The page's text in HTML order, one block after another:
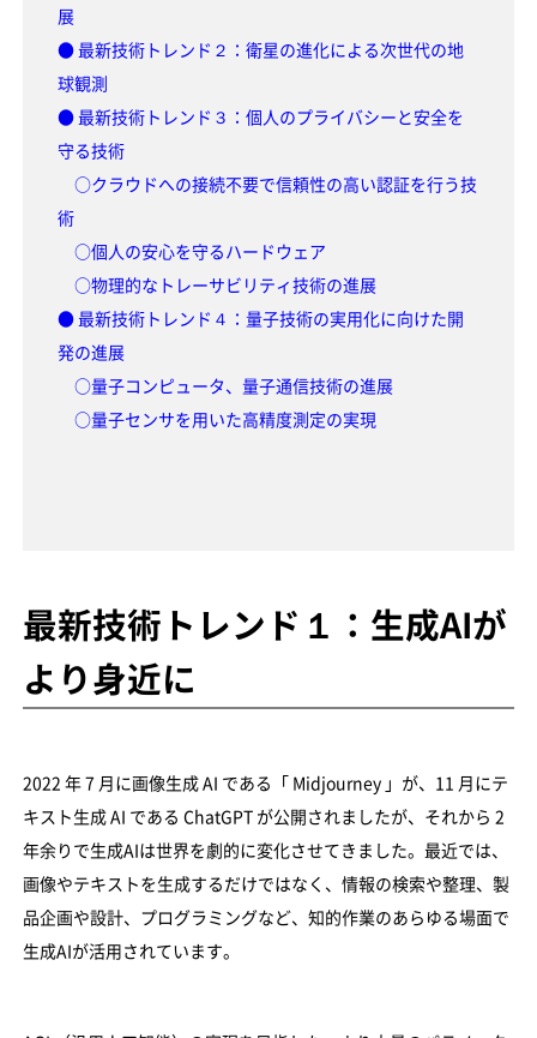
展
● 最新技術トレンド２：衛星の進化による次世代の地
球観測
● 最新技術トレンド３：個人のプライバシーと安全を
守る技術
○クラウドへの接続不要で信頼性の高い認証を行う技
術
○個人の安心を守るハードウェア
○物理的なトレーサビリティ技術の進展
● 最新技術トレンド４：量子技術の実用化に向けた開
発の進展
○量子コンピュータ、量子通信技術の進展
○量子センサを用いた高精度測定の実現
最新技術トレンド１：生成AIが
より身近に
2022 年 7 月に画像生成 AI である「 Midjourney 」が、11 月にテ
キスト生成 AI である ChatGPT が公開されましたが、それから 2
年余りで生成AIは世界を劇的に変化させてきました。最近では、
画像やテキストを生成するだけではなく、情報の検索や整理、製
品企画や設計、プログラミングなど、知的作業のあらゆる場面で
生成AIが活用されています。